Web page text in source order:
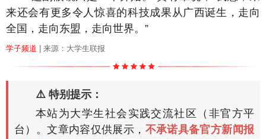
来还会有更多令人惊喜的科技成果从广西诞生，走向
全国，走向东盟，走向世界。”
学子频道 | 来源：大学生联报
⚠️ 特别提示：
本站为大学生社会实践交流社区（非官方平
台）。文章内容仅供展示， 不承诺具备官方新闻报